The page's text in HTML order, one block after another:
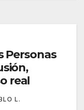
Personas
real
L.